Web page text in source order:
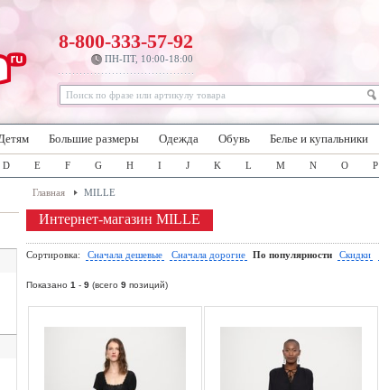
8-800-333-57-92
ПН-ПТ, 10:00-18:00
Большие размеры Одежда Обувь Белье и купальники
D E F G H I J K L M N O P
Главная MILLE
Интернет-магазин MILLE
Сортировка: Сначала дешевые Сначала дорогие По популярности Скидки
Показано 1 - 9 (всего 9 позиций)